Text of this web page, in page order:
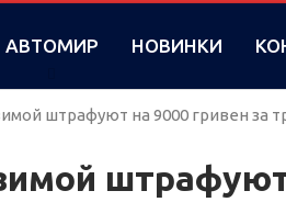
АВТОМИР НОВИНКИ
штрафуют на 9000 гривен за